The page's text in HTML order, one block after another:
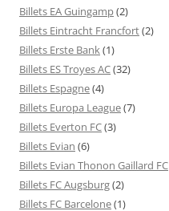
Billets EA Guingamp(2)
Billets Eintracht Francfort(2)
Billets Erste Bank(1)
Billets ES Troyes AC(32)
Billets Espagne(4)
Billets Europa League(7)
Billets Everton FC(3)
Billets Evian (6)
Billets Evian Thonon Gaillard FC
Billets FC Augsburg(2)
Billets FC Barcelone(1)